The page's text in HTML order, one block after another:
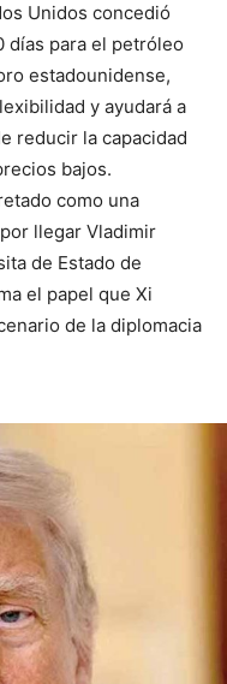
Unidos concedió
días para el petróleo
estadounidense,
y ayudará a
reducir la capacidad
bajos.
como una
llegar Vladimir
de Estado de
el papel que Xi
de la diplomacia